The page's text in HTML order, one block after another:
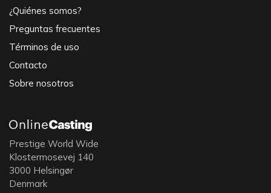
¿Quiénes somos?
Preguntas frecuentes
Términos de uso
Contacto
Sobre nosotros
Prestige World Wide
Klostermosevej 140
3000 Helsingør
Denmark